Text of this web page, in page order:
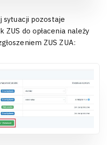
sytuacji pozostaje
ZUS do opłacenia należy
ZUS ZUA: